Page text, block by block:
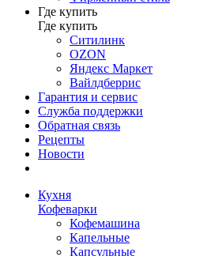
Где купить
Где купить
Ситилинк
OZON
Яндекс Маркет
Вайлдберрис
Гарантия и сервис
Служба поддержки
Обратная связь
Рецепты
Новости
Кухня
Кофеварки
Кофемашина
Капельные
Капсульные